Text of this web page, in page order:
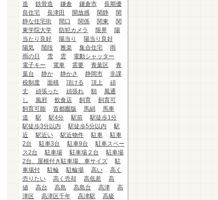
造
鉄骨造 鎌倉 鎌倉市
長期優
良住宅
長津田 開放感 閑静
閑
静な住宅街
間口 関係 関東
関
東学院大学
防犯カメラ 限界
陽
当たり良好
陽当り
陽当り良好
陽気
階段 雅楽 集合住宅
雨
雨の日
雪 雲
電動シャッター
電子キー
電車 需要 青葉区
青
葉台
静か 静かさ 静岡市
非課
税制度
面積 頂ける 頂上
頑
丈
頑張った 頑張れ 額
風通
し
風邪 飲食店 飼育
飼育可
飼育可能
首都圏版 馬絹
馬車
道
駅 駅4分 駅前
駅徒歩1分
駅徒歩3分以内
駅徒歩5分以内
駅
近
駅近い 駅近物件 駐車
駐車
2台
駐車3台 駐車9台
駐車スペー
ス2台
駐車場 駐車場２台
駐車場
2台、屋根付き駐車場、車サイズ
駐
車場付
駐輪 駐輪場 高い
高く
売りたい
高く売却 高低差
高
値
高台 高島 高島台 高津
高
津区
高津区千年 高津駅
高級